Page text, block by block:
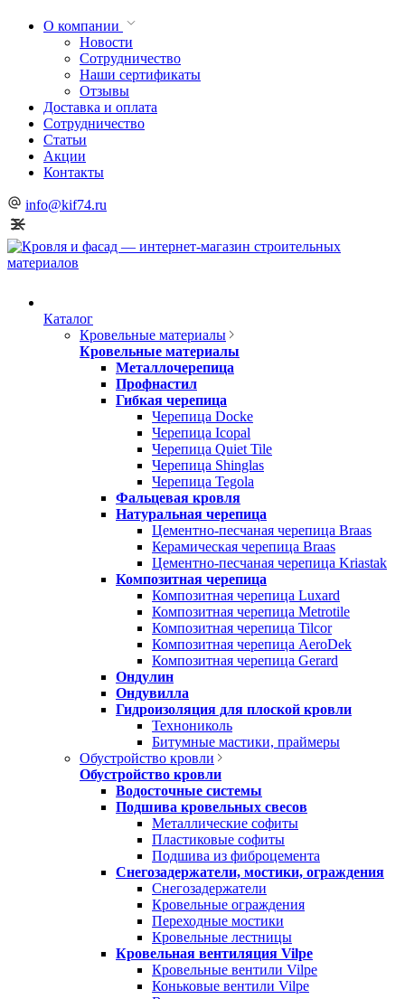
О компании
Новости
Сотрудничество
Наши сертификаты
Отзывы
Доставка и оплата
Сотрудничество
Статьи
Акции
Контакты
info@kif74.ru
Каталог
Кровельные материалы
Кровельные материалы
Металлочерепица
Профнастил
Гибкая черепица
Черепица Docke
Черепица Icopal
Черепица Quiet Tile
Черепица Shinglas
Черепица Tegola
Фальцевая кровля
Натуральная черепица
Цементно-песчаная черепица Braas
Керамическая черепица Braas
Цементно-песчаная черепица Kriastak
Композитная черепица
Композитная черепица Luxard
Композитная черепица Metrotile
Композитная черепица Tilcor
Композитная черепица AeroDek
Композитная черепица Gerard
Ондулин
Ондувилла
Гидроизоляция для плоской кровли
Технониколь
Битумные мастики, праймеры
Обустройство кровли
Обустройство кровли
Водосточные системы
Подшива кровельных свесов
Металлические софиты
Пластиковые софиты
Подшива из фиброцемента
Снегозадержатели, мостики, ограждения
Снегозадержатели
Кровельные ограждения
Переходные мостики
Кровельные лестницы
Кровельная вентиляция Vilpe
Кровельные вентили Vilpe
Коньковые вентили Vilpe